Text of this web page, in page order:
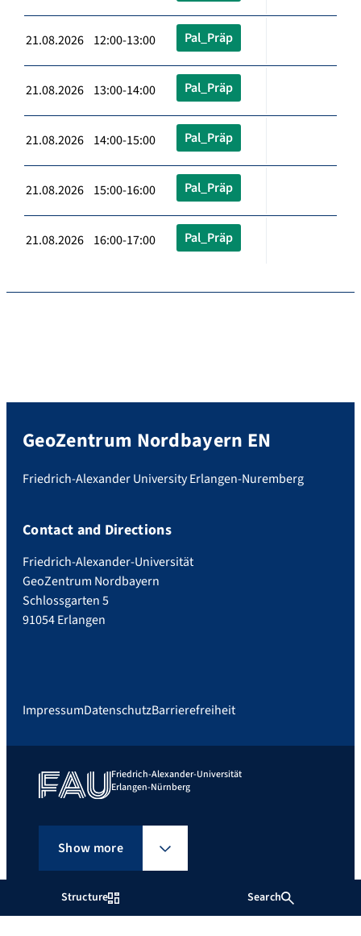
Structure Search
21.08.2026 12:00-13:00 Pal_Präp
21.08.2026 13:00-14:00 Pal_Präp
21.08.2026 14:00-15:00 Pal_Präp
21.08.2026 15:00-16:00 Pal_Präp
21.08.2026 16:00-17:00 Pal_Präp
GeoZentrum Nordbayern EN
Friedrich-Alexander University Erlangen-Nuremberg
Contact and Directions
Friedrich-Alexander-Universität
GeoZentrum Nordbayern
Schlossgarten 5
91054 Erlangen
ImpressumDatenschutzBarrierefreiheit
Friedrich-Alexander-Universität
Erlangen-Nürnberg
Show more